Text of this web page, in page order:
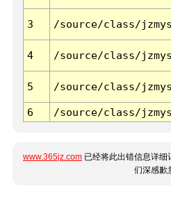
3 /source/class/
4 /source/class/
5 /source/class/
6 /source/class/
www.365jz.com 已经将此出错信息详
们深感歉